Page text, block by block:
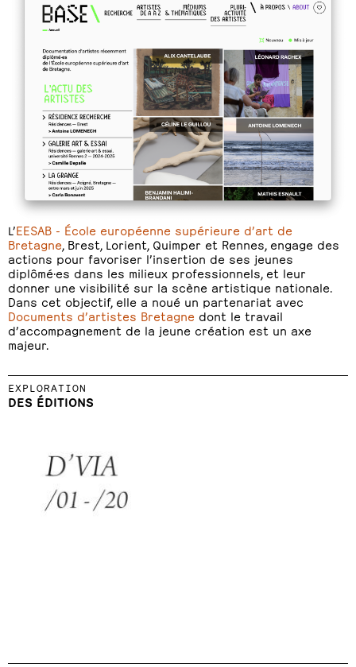
L’EESAB - École européenne supérieure d’art de
Bretagne , Brest, Lorient, Quimper et Rennes, engage des
actions pour favoriser l’insertion de ses jeunes
diplômé·es dans les milieux professionnels, et leur
donner une visibilité sur la scène artistique nationale.
Dans cet objectif, elle a noué un partenariat avec
Documents d’artistes Bretagne dont le travail
d’accompagnement de la jeune création est un axe
majeur.
EXPLORATION
DES ÉDITIONS